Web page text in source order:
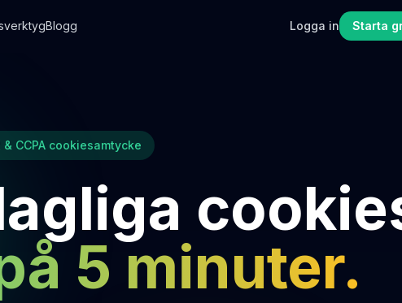
Blogg Logga in Starta
& CCPA cookiesamtycke
5 minuter.